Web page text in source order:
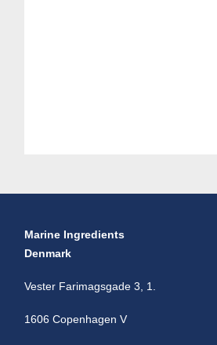
Marine Ingredients
Denmark
Vester Farimagsgade 3, 1.
1606 Copenhagen V